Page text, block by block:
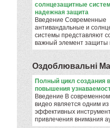
солнцезащитные
надежная защита
Введение Современные
антивандальные и
системы представляют
важный элемент
Оздоблювальнi
Полный цикл создания
повышения
Введение В
видео является одним
эффективных
привлечения внимания